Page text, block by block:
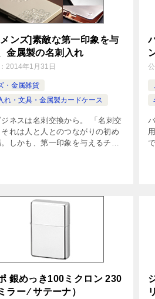
ンズ]素敵な第一印象を与
金属製の名刺入れ
2014年1月31日
・金属雑貨
れ・文具・金属製カードケース
ジネスは名刺交換から。 「名刺交
れは人と人とのつながりの初め
しかも、第一印象を与えるチャ
銀めっき100ミクロン 230
ラー ⁄ サテーナ）